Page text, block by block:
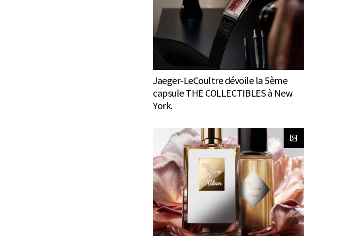
Jaeger-LeCoultre dévoile la 5ème
capsule THE COLLECTIBLES à New
York.